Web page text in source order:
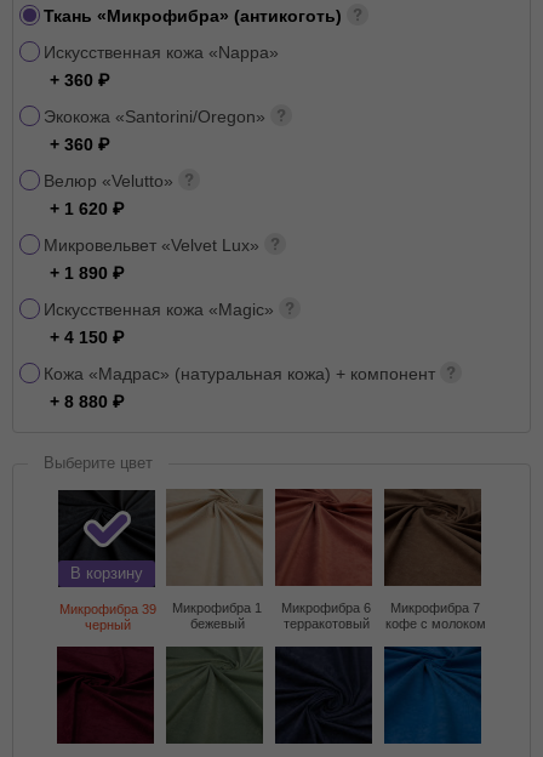
Ткань «Микрофибра» (антикоготь)
Искусственная кожа «Nappa»
+ 360
Экокожа «Santorini/Oregon»
+ 360
Велюр «Velutto»
+ 1 620
Микровельвет «Velvet Lux»
+ 1 890
Искусственная кожа «Magic»
+ 4 150
Кожа «Мадрас» (натуральная кожа) + компонент
+ 8 880
Выберите цвет
В корзину
Микрофибра 39
черный
Микрофибра 1
бежевый
Микрофибра 6
терракотовый
Микрофибра 7
кофе с молоком